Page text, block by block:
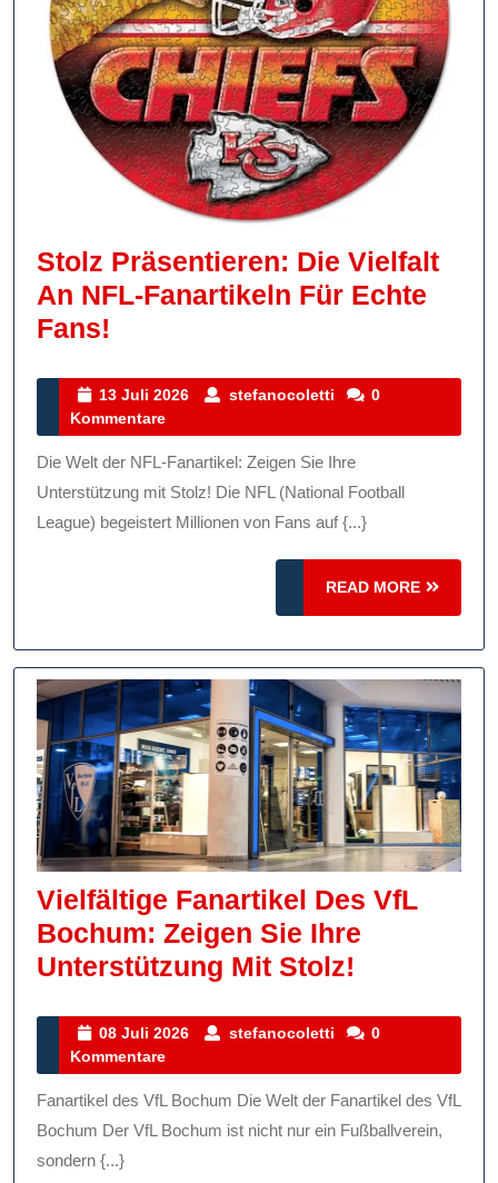
Stolz Präsentieren: Die Vielfalt
An NFL-Fanartikeln Für Echte
Fans!
Die
Vielfalt
An
NFL-
Fanartikeln
13 Juli 2026
13
2026
stefanocoletti stefanocoletti
0
Kommentare
Die Welt der NFL-Fanartikel: Zeigen Sie Ihre
Unterstützung mit Stolz! Die NFL (National Football
League) begeistert Millionen von Fans auf {...}
READ MORE
READ
MORE
Vielfältige Fanartikel Des VfL
Bochum: Zeigen Sie Ihre
Unterstützung Mit Stolz!
Des
Bochum:
Zeigen
08 Juli 2026
08
2026
stefanocoletti stefanocoletti
0
Kommentare
Fanartikel des VfL Bochum Die Welt der Fanartikel des VfL
Bochum Der VfL Bochum ist nicht nur ein Fußballverein,
sondern {...}